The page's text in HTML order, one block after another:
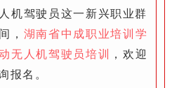
机驾驶员这一新兴职业群
， 湖南省中成职业培训学
无人机驾驶员培训
，欢迎
报名。